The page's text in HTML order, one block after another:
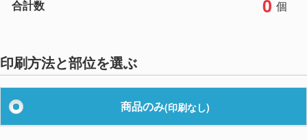
合計数 0 個
印刷方法と部位を選ぶ
商品のみ(印刷なし)